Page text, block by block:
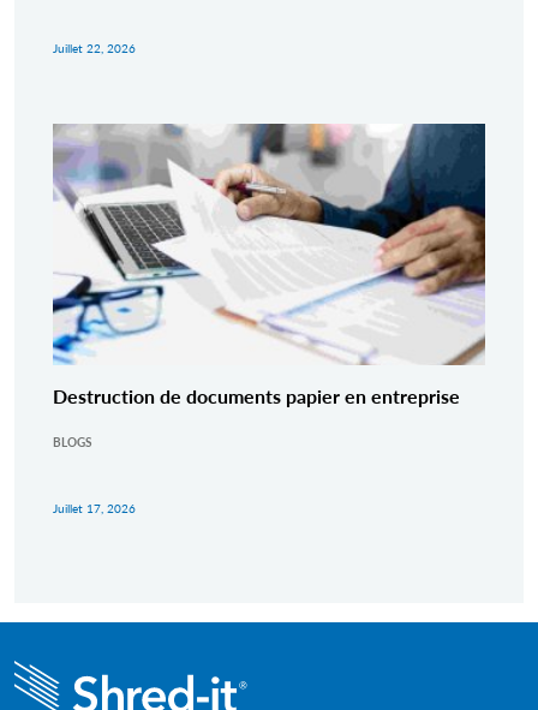
Juillet 22, 2026
Destruction de documents papier en entreprise
BLOGS
Juillet 17, 2026